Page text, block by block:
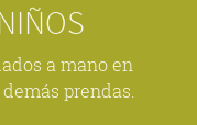
a mano en
prendas.